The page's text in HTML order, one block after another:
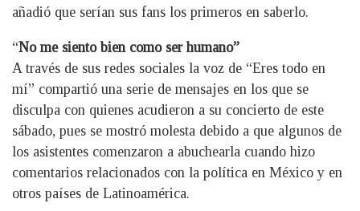
añadió que serían sus fans los primeros en saberlo.
“No me siento bien como ser humano”
A través de sus redes sociales la voz de “Eres todo en
mí” compartió una serie de mensajes en los que se
disculpa con quienes acudieron a su concierto de este
sábado, pues se mostró molesta debido a que algunos de
los asistentes comenzaron a abuchearla cuando hizo
comentarios relacionados con la política en México y en
otros países de Latinoamérica.